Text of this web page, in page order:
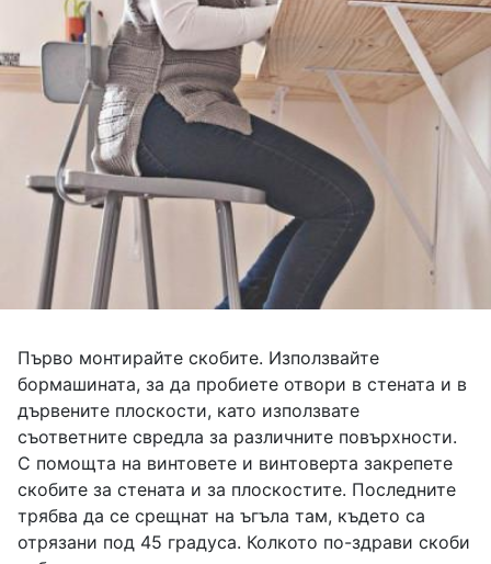
Първо монтирайте скобите. Използвайте
бормашината, за да пробиете отвори в стената и в
дървените плоскости, като използвате
съответните свредла за различните повърхности.
С помощта на винтовете и винтоверта закрепете
скобите за стената и за плоскостите. Последните
трябва да се срещнат на ъгъла там, където са
отрязани под 45 градуса. Колкото по-здрави скоби